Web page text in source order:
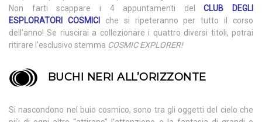
Non farti scappare i 4 appuntamenti delCLUB DEGLI
ESPLORATORI COSMICI
che si ripeteranno per tutto il corso
dell’anno! Se riuscirai a collezionare i quattro diversi titoli, potrai
ritirare l’esclusivo stemma COSMIC EXPLORER!
BUCHI NERI ALL’ORIZZONTE
Si nascondono nel buio cosmico, sono tra gli oggetti del cielo che